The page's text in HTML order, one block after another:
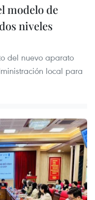
modelo de
niveles
del nuevo aparato
local para